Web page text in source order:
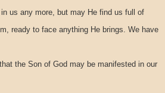
us any more, but may He find us full of
ready to face anything He brings. We have
the Son of God may be manifested in our